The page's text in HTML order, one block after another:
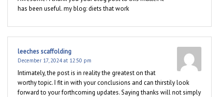
has been useful. my blog: diets that work
leeches scaffolding
December 17, 2024 at 12:50 pm
Intimately, the post is in reality the greatest on that
worthy topic. I fit in with your conclusions and can thirstily look
forward to your forthcoming updates. Saying thanks will not simply